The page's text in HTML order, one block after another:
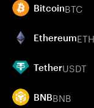
BitcoinBTC
EthereumETH
TetherUSDT
BNBBNB